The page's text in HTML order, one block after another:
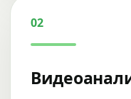
02